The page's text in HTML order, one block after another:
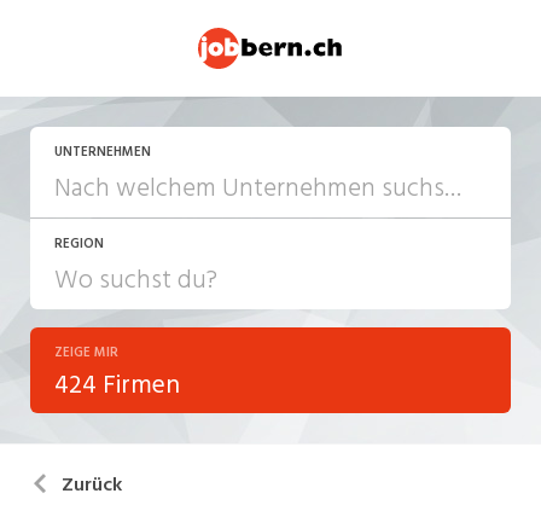
UNTERNEHMEN
REGION
ZEIGE MIR
424 Firmen
Zurück